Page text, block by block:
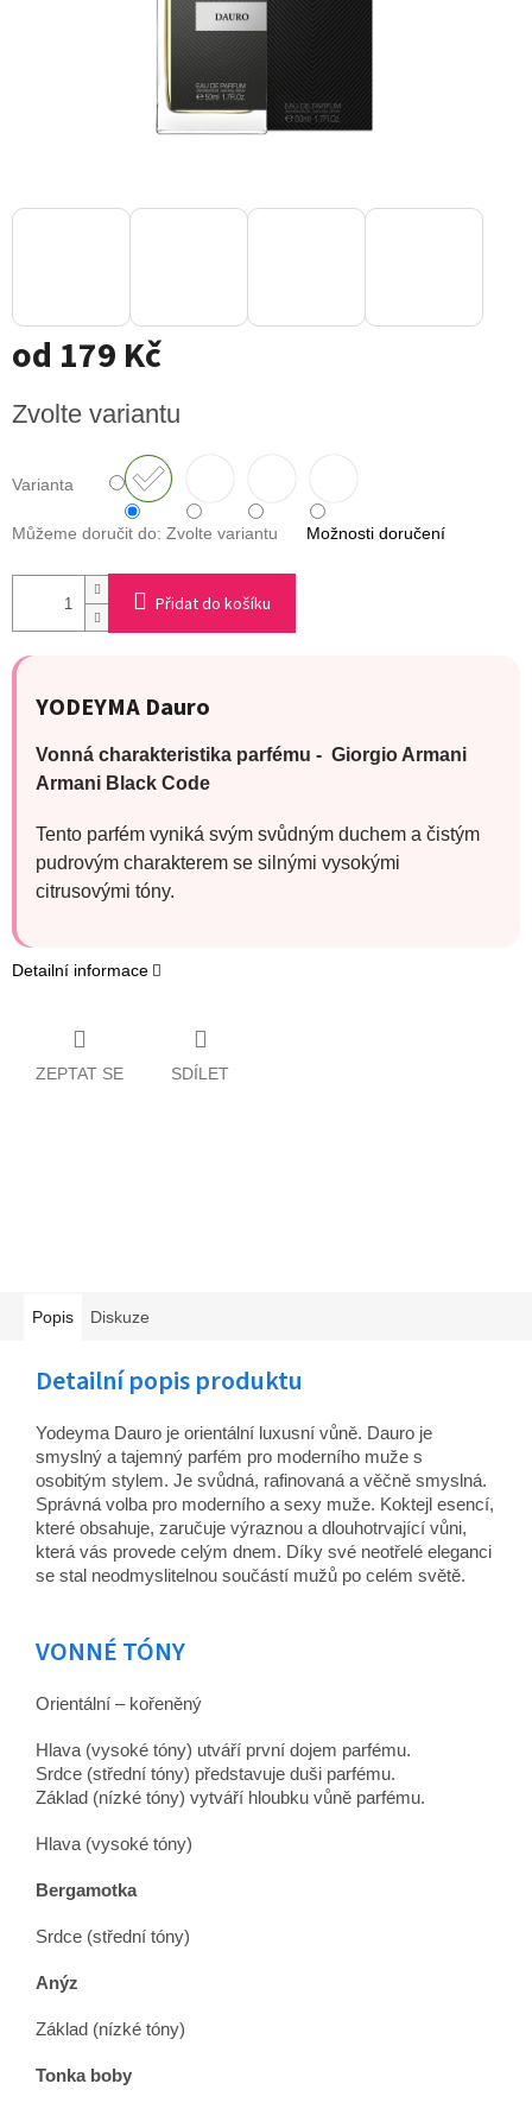
od 179 Kč
cena:
Zvolte variantu
Varianta
Můžeme doručit do: Zvolte variantu Možnosti doručení
Přidat do košíku
YODEYMA Dauro
Vonná charakteristika parfému - Giorgio Armani
Armani Black Code
Tento parfém vyniká svým svůdným duchem a čistým
pudrovým charakterem se silnými vysokými
citrusovými tóny.
Detailní informace
ZEPTAT SE SDÍLET
Popis Diskuze
Detailní popis produktu
Yodeyma Dauro je orientální luxusní vůně. Dauro je
smyslný a tajemný parfém pro moderního muže s
osobitým stylem. Je svůdná, rafinovaná a věčně smyslná.
Správná volba pro moderního a sexy muže. Koktejl esencí,
které obsahuje, zaručuje výraznou a dlouhotrvající vůni,
která vás provede celým dnem. Díky své neotřelé eleganci
se stal neodmyslitelnou součástí mužů po celém světě.
VONNÉ TÓNY
Orientální – kořeněný
Hlava (vysoké tóny) utváří první dojem parfému.
Srdce (střední tóny) představuje duši parfému.
Základ (nízké tóny) vytváří hloubku vůně parfému.
Hlava (vysoké tóny)
Bergamotka
Srdce (střední tóny)
Anýz
Základ (nízké tóny)
Tonka boby